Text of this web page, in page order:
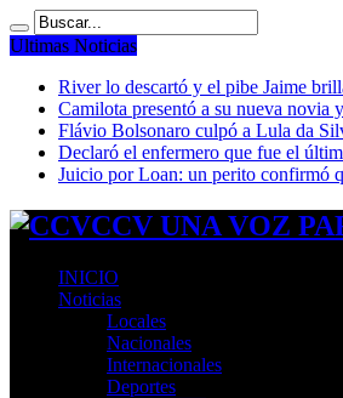
Ultimas Noticias
River lo descartó y el pibe Jaime
Camilota presentó a su nueva novia
Flávio Bolsonaro culpó a Lula da
Declaró el enfermero que fue el
Juicio por Loan: un perito confirmó
CCV UNA VOZ
INICIO
Noticias
Locales
Nacionales
Internacionales
Deportes